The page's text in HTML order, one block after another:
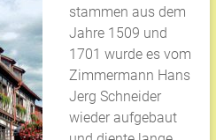
stammen aus dem
Jahre 1509 und
1701 wurde es vom
Zimmermann Hans
Jerg Schneider
wieder aufgebaut